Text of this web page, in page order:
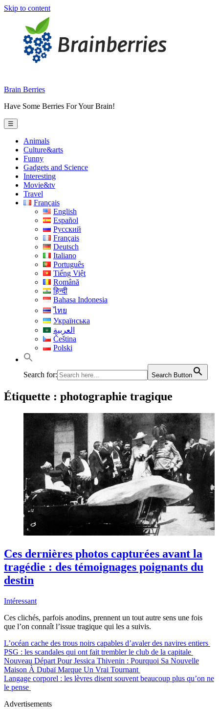
Skip to content
Brain Berries
Have Some Berries For Your Brain!
☰
Animals
Culture&arts
Funny
Gadgets and Science
Interesting
Movie&tv
Travel
Français
English
Español
Русский
Français
Deutsch
Italiano
Português
Tiếng Việt
Română
हिन्दी
Bahasa Indonesia
ไทย
Українська
العربية
Čeština
Polski
Search for: Search Button
Étiquette : photographie tragique
Ces dernières photos capturées avant la
tragédie : des témoignages poignants du
destin
Intéressant
Ces clichés, parfois anodins, prennent un tout autre sens une fois
que l’on connaît l’issue tragique qui les a suivis.
L’océan cache des trous noirs capables d’avaler des navires entiers
PSG : les scandales qui ont fait trembler le club de la capitale
Nouveau Départ Pour Jessica Thivenin : Pourquoi Sa Nouvelle
Maison À Dubaï Marque Un Vrai Tournant
Langage corporel : les lèvres disent souvent beaucoup plus qu’on ne
le pense
Advertisements